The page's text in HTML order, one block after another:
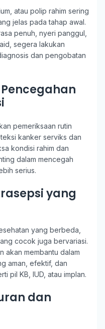
atau polip rahim sering
jelas pada tahap awal.
penuh, nyeri panggul,
segera lakukan
dan pengobatan
pemeriksaan rutin
kanker serviks dan
kondisi rahim dan
dalam mencegah
serius.
yang
yang berbeda,
cocok juga bervariasi.
akan membantu dalam
aman, efektif, dan
pil KB, IUD, atau implan.
dan